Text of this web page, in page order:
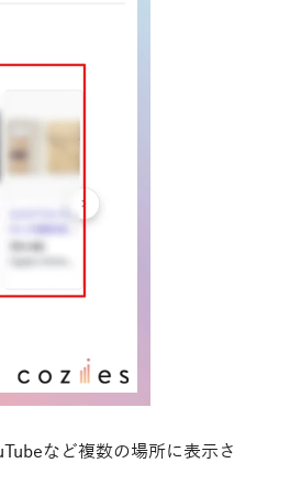
など複数の場所に表示さ